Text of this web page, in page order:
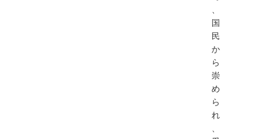
、
国
⺠
か
ら
崇
め
ら
れ
、